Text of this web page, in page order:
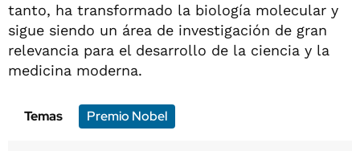
tanto, ha transformado la biología molecular y
sigue siendo un área de investigación de gran
relevancia para el desarrollo de la ciencia y la
medicina moderna.
Temas Premio Nobel